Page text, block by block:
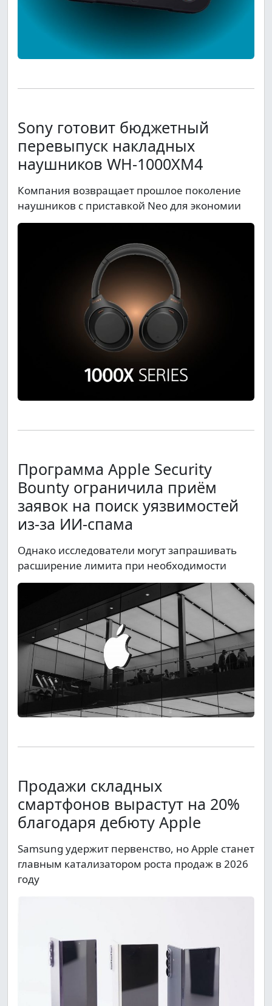
Sony готовит бюджетный
перевыпуск накладных
наушников WH-1000XM4
Компания возвращает прошлое поколение
наушников с приставкой Neo для экономии
Программа Apple Security
Bounty ограничила приём
заявок на поиск уязвимостей
из-за ИИ-спама
Однако исследователи могут запрашивать
расширение лимита при необходимости
Продажи складных
смартфонов вырастут на 20%
благодаря дебюту Apple
Samsung удержит первенство, но Apple станет
главным катализатором роста продаж в 2026
году